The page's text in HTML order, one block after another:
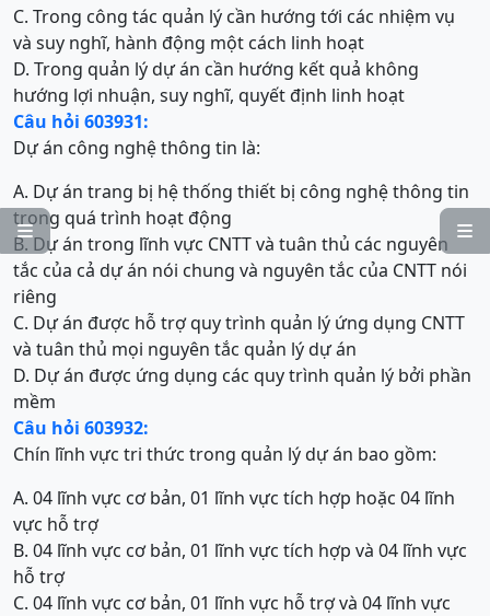


C. Trong công tác quản lý cần hướng tới các nhiệm vụ
và suy nghĩ, hành động một cách linh hoạt
D. Trong quản lý dự án cần hướng kết quả không
hướng lợi nhuận, suy nghĩ, quyết định linh hoạt
Câu hỏi 603931:
Dự án công nghệ thông tin là:
A. Dự án trang bị hệ thống thiết bị công nghệ thông tin
trong quá trình hoạt động
B. Dự án trong lĩnh vực CNTT và tuân thủ các nguyên
tắc của cả dự án nói chung và nguyên tắc của CNTT nói
riêng
C. Dự án được hỗ trợ quy trình quản lý ứng dụng CNTT
và tuân thủ mọi nguyên tắc quản lý dự án
D. Dự án được ứng dụng các quy trình quản lý bởi phần
mềm
Câu hỏi 603932:
Chín lĩnh vực tri thức trong quản lý dự án bao gồm:
A. 04 lĩnh vực cơ bản, 01 lĩnh vực tích hợp hoặc 04 lĩnh
vực hỗ trợ
B. 04 lĩnh vực cơ bản, 01 lĩnh vực tích hợp và 04 lĩnh vực
hỗ trợ
C. 04 lĩnh vực cơ bản, 01 lĩnh vực hỗ trợ và 04 lĩnh vực